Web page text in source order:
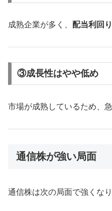
成熟企業が多く、 配当利回
③成長性はやや低め
市場が成熟しているため、
通信株が強い局面
通信株は次の局面で強くなり